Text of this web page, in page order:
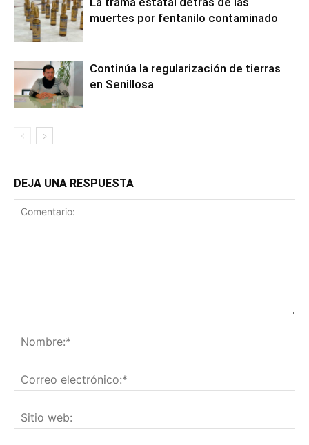
muertes por fentanilo contaminado
Continúa la regularización de tierras
en Senillosa
DEJA UNA RESPUESTA